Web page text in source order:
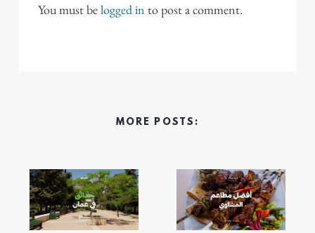
You must belogged in to post a comment.
MORE POSTS: